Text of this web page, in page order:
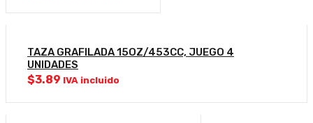
TAZA GRAFILADA 15OZ/453CC, JUEGO 4
UNIDADES
$3.89 IVA incluido